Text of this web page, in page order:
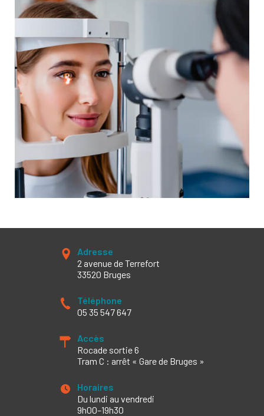
Adresse
2 avenue de Terrefort
33520 Bruges
Téléphone
05 35 547 647
Accès
Rocade sortie 6
Tram C : arrêt « Gare de Bruges »
Horaires
Du lundi au vendredi
9h00–19h30